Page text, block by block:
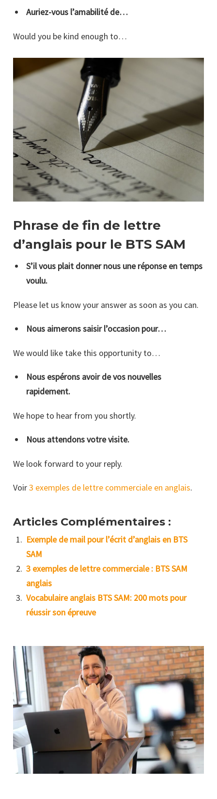
Auriez-vous l’amabilité de…
Would you be kind enough to…
Phrase de fin de lettre
d’anglais pour le BTS SAM
S’il vous plait donner nous une réponse en temps
voulu.
Please let us know your answer as soon as you can.
Nous aimerons saisir l’occasion pour…
We would like take this opportunity to…
Nous espérons avoir de vos nouvelles
rapidement.
We hope to hear from you shortly.
Nous attendons votre visite.
We look forward to your reply.
Voir3 exemples de lettre commerciale en anglais.
Articles Complémentaires :
Exemple de mail pour l’écrit d’anglais en BTS
SAM
3 exemples de lettre commerciale : BTS SAM
anglais
Vocabulaire anglais BTS SAM: 200 mots pour
réussir son épreuve